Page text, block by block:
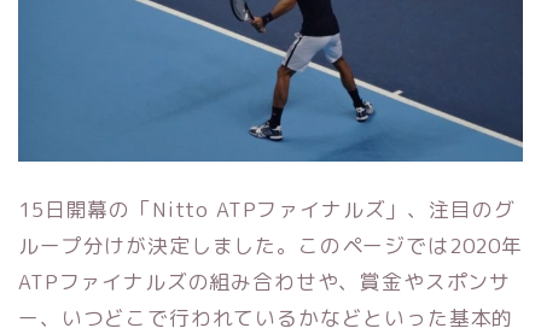
15日開幕の「Nitto ATPファイナルズ」、注目のグ
ループ分けが決定しました。このページでは2020年
ATPファイナルズの組み合わせや、賞金やスポンサ
ー、いつどこで行われているかなどといった基本的